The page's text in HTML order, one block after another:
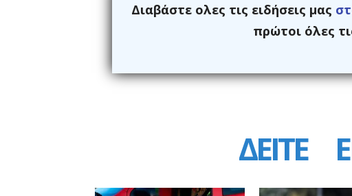
Διαβάστε ολες τις ειδήσεις μας
πρώτοι όλες
ΔΕΙΤΕ